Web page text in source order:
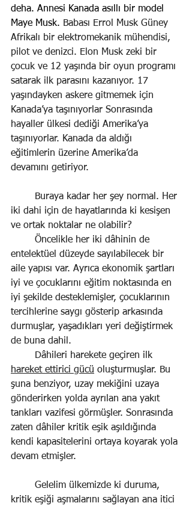
deha. Annesi Kanada asıllı bir model
Maye Musk. Babası Errol Musk Güney
Afrikalı bir elektromekanik mühendisi,
pilot ve denizci. Elon Musk zeki bir
çocuk ve 12 yaşında bir oyun programı
satarak ilk parasını kazanıyor. 17
yaşındayken askere gitmemek için
Kanada’ya taşınıyorlar Sonrasında
hayaller ülkesi dediği Amerika’ya
taşınıyorlar. Kanada da aldığı
eğitimlerin üzerine Amerika’da
devamını getiriyor.
Buraya kadar her şey normal. Her
iki dahi için de hayatlarında ki kesişen
ve ortak noktalar ne olabilir?
Öncelikle her iki dâhinin de
entelektüel düzeyde sayılabilecek bir
aile yapısı var. Ayrıca ekonomik şartları
iyi ve çocuklarını eğitim noktasında en
iyi şekilde desteklemişler, çocuklarının
tercihlerine saygı gösterip arkasında
durmuşlar, yaşadıkları yeri değiştirmek
de buna dahil.
Dâhileri harekete geçiren ilk
hareket ettirici gücü oluşturmuşlar. Bu
şuna benziyor, uzay mekiğini uzaya
gönderirken yolda ayrılan ana yakıt
tankları vazifesi görmüşler. Sonrasında
zaten dâhiler kritik eşik aşıldığında
kendi kapasitelerini ortaya koyarak yola
devam etmişler.
Gelelim ülkemizde ki duruma,
kritik eşiği aşmalarını sağlayan ana itici